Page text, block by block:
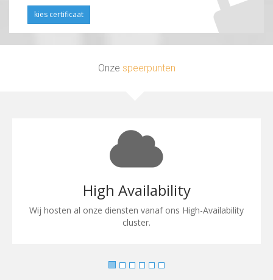
kies certificaat
Onze speerpunten
High Availability
Wij hosten al onze diensten vanaf ons High-Availability
cluster.